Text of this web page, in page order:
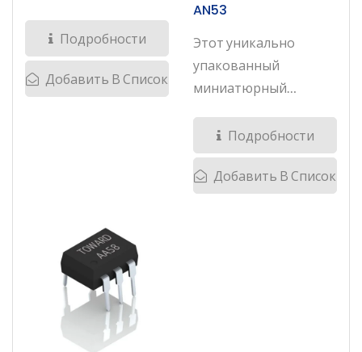
Подробности
Добавить В Список
AN53
Этот уникально
упакованный
миниатюрный
Подробности
Добавить В Список